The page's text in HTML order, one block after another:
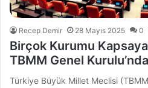
Recep Demir 28 Mayıs 2025 0
Birçok Kurumu
TBMM Genel
Türkiye Büyük Millet Meclisi